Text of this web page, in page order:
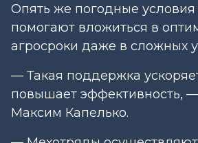
Опять же погодные
помогают вложиться в
агросроки даже в сложных
— Такая поддержка
повышает эффективность,
Максим Капелько.